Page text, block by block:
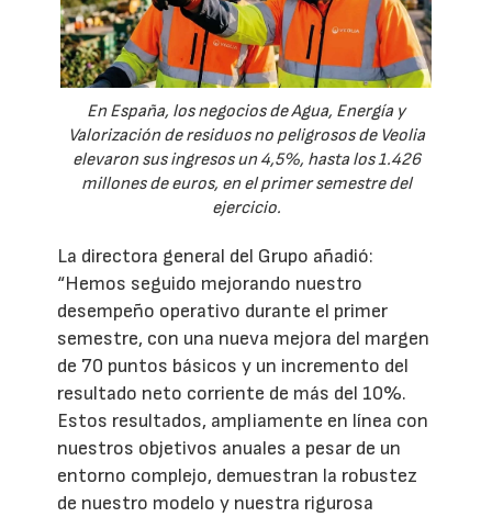
En España, los negocios de Agua, Energía y
Valorización de residuos no peligrosos de Veolia
elevaron sus ingresos un 4,5%, hasta los 1.426
millones de euros, en el primer semestre del
ejercicio.
La directora general del Grupo añadió:
“Hemos seguido mejorando nuestro
desempeño operativo durante el primer
semestre, con una nueva mejora del margen
de 70 puntos básicos y un incremento del
resultado neto corriente de más del 10%.
Estos resultados, ampliamente en línea con
nuestros objetivos anuales a pesar de un
entorno complejo, demuestran la robustez
de nuestro modelo y nuestra rigurosa